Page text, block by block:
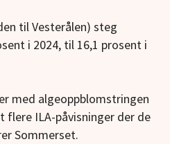
til Vesterålen) steg
i 2024, til 16,1 prosent i
med algeoppblomstringen
flere ILA-påvisninger der de
Sommerset.